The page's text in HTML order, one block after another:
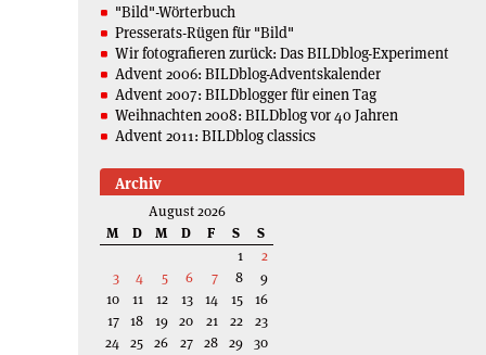
"Bild"-Wörterbuch
Presserats-Rügen für "Bild"
Wir fotografieren zurück: Das BILDblog-Experiment
Advent 2006: BILDblog-Adventskalender
Advent 2007: BILDblogger für einen Tag
Weihnachten 2008: BILDblog vor 40 Jahren
Advent 2011: BILDblog classics
Archiv
August 2026
M
D M D F S
S
1
2
3
4 5 6 7 8
9
10
11 12 13 14 15
16
17 18 19 20 21 22
23
24 25 26 27 28 29 30